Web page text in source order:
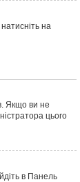
на
Якщо ви не
цього
в Панель